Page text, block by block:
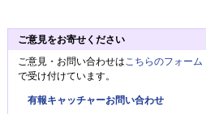
ご意見をお寄せください
ご意見・お問い合わせは こちらのフォーム
で受け付けています。
有報キャッチャーお問い合わせ